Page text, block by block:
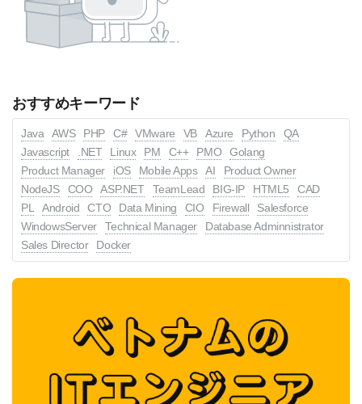
おすすめキーワード
Java AWS PHP C# VMware VB Azure Python
QA
Javascript
.NET Linux PM C++ PMO
Golang
Product Manager
iOS Mobile Apps AI
Product Owner
NodeJS
COO ASP.NET TeamLead BIG-IP HTML5
CAD
PL
Android CTO Data Mining CIO Firewall
Salesforce
WindowsServer
Technical Manager
Database Adminnistrator
Sales Director
Docker